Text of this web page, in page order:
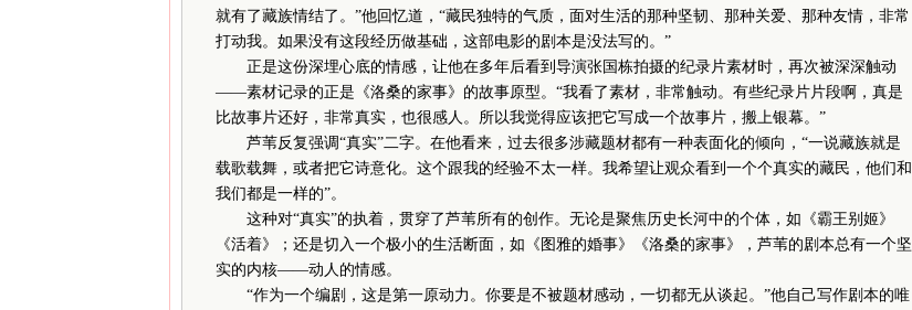
就有了藏族情结了。”他回忆道，“藏民独特的气质，面对生活的那种坚韧、那种关爱、那种友情，非常
打动我。如果没有这段经历做基础，这部电影的剧本是没法写的。”
正是这份深埋心底的情感，让他在多年后看到导演张国栋拍摄的纪录片素材时，再次被深深触动
——素材记录的正是《洛桑的家事》的故事原型。“我看了素材，非常触动。有些纪录片片段啊，真是
比故事片还好，非常真实，也很感人。所以我觉得应该把它写成一个故事片，搬上银幕。”
芦苇反复强调“真实”二字。在他看来，过去很多涉藏题材都有一种表面化的倾向，“一说藏族就是
载歌载舞，或者把它诗意化。这个跟我的经验不太一样。我希望让观众看到一个个真实的藏民，他们和
我们都是一样的”。
这种对“真实”的执着，贯穿了芦苇所有的创作。无论是聚焦历史长河中的个体，如《霸王别姬》
《活着》；还是切入一个极小的生活断面，如《图雅的婚事》《洛桑的家事》，芦苇的剧本总有一个坚
实的内核——动人的情感。
“作为一个编剧，这是第一原动力。你要是不被题材感动，一切都无从谈起。”他自己写作剧本的唯